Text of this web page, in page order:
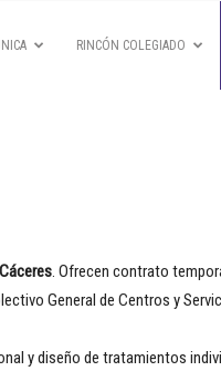
RINCÓN COLEGIADO
Cáceres. Ofrecen contrato
General de Centros y
y diseño de tratamientos